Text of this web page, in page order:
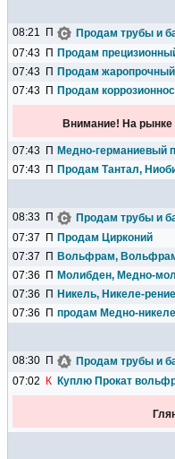
08:21 П Продам трубы и
07:43 П Продам
07:43
П Продам
07:43 П Продам
Внимание! На рынке
07:43 П Медно-германиевый
07:43 П Продам Тантал,
08:33 П Продам трубы и
07:37
П Продам Цирконий
07:37
П Вольфрам,
07:36
П Молибден, Медно-
07:36
П Никель, Никеле-
07:36
П продам Медно-
08:30 П Продам трубы и
07:02
К Куплю Прокат